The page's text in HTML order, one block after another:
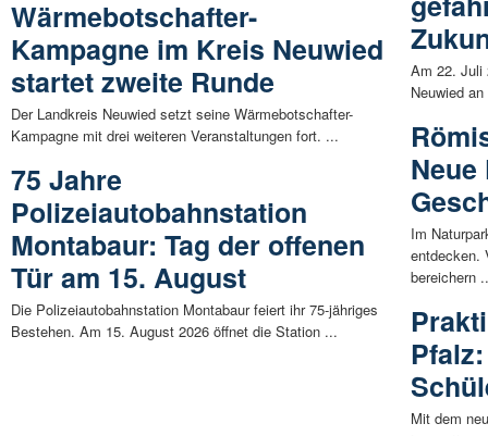
Wärmebotschafter-
Kampagne im Kreis Neuwied
startet zweite Runde
Der Landkreis Neuwied setzt seine Wärmebotschafter-
Kampagne mit drei weiteren Veranstaltungen fort. ...
75 Jahre
Polizeiautobahnstation
Montabaur: Tag der offenen
Tür am 15. August
Die Polizeiautobahnstation Montabaur feiert ihr 75-jähriges
Bestehen. Am 15. August 2026 öffnet die Station ...
Am 22. Juli
Neuwied
Im
entdecken.
bereichern
Mit dem